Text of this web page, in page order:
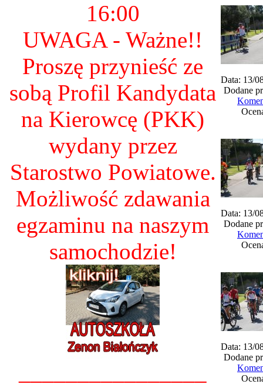
16:00
UWAGA - Ważne!!
Proszę przynieść ze
sobą Profil Kandydata
na Kierowcę (PKK)
wydany przez
Starostwo Powiatowe.
Możliwość zdawania
egzaminu na naszym
samochodzie!
Data: 13/
Dodane
Data: 13/
Dodane
Data: 13/
Dodane